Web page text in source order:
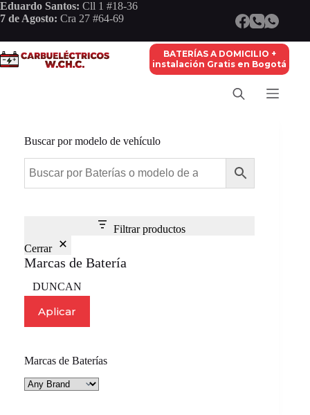
Saltar
al
Eduardo Santos: Cll 1 #18-36
7 de Agosto: Cra 27 #64-69
BATERÍAS A DOMICILIO +
instalación Gratis en Bogotá
Buscar por modelo de vehículo
Filtrar productos
Cerrar
Marcas de Batería
Marca
DUNCAN
Aplicar
Marcas de Baterías